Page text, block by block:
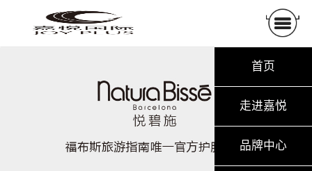
首页
走进嘉悦
品牌中心